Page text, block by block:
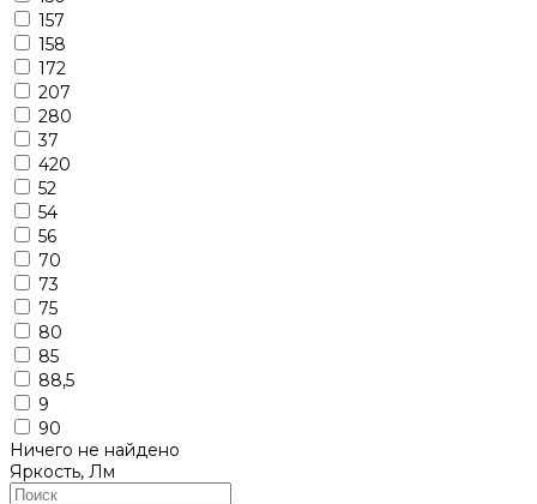
157
158
172
207
280
37
420
52
54
56
70
73
75
80
85
88,5
9
90
Ничего не найдено
Яркость, Лм